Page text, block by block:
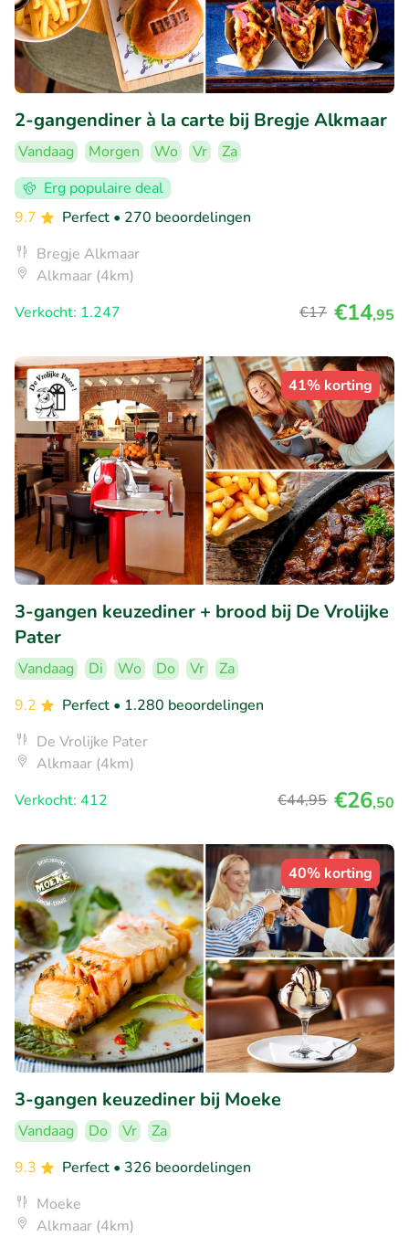
2-gangendiner à la carte bij Bregje Alkmaar
Vandaag Morgen Wo Vr
Za
Erg populaire deal
9.7
Perfect • 270 beoordelingen
Bregje Alkmaar
Alkmaar (4km)
Verkocht: 1.247
€17 €14,95
41% korting
3-gangen keuzediner + brood bij De Vrolijke
Pater
Vandaag Di Wo Do Vr
Za
9.2
Perfect • 1.280 beoordelingen
De Vrolijke Pater
Alkmaar (4km)
Verkocht: 412
€44,95 €26,50
40% korting
3-gangen keuzediner bij Moeke
Vandaag Do Vr
Za
9.3
Perfect • 326 beoordelingen
Moeke
Alkmaar (4km)